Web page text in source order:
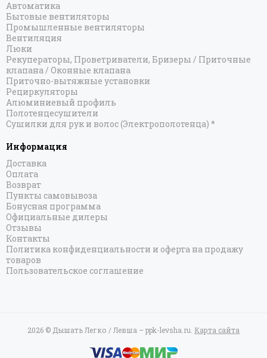
Автоматика
Бытовые вентиляторы
Промышленные вентиляторы
Вентиляция
Люки
Рекуператоры, Проветриватели, Бризеры / Приточные
клапана / Оконные клапана
Приточно-вытяжные установки
Рециркуляторы
Алюминиевый профиль
Полотенцесушители
Сушилки для рук и волос (Электрополотенца) *
Информация
Доставка
Оплата
Возврат
Пункты самовывоза
Бонусная программа
Официальные дилеры
Отзывы
Контакты
Политика конфиденциальности и оферта на продажу
товаров
Пользовательское соглашение
2026 © Дышать Легко / Левша – ppk-levsha.ru. Карта сайта